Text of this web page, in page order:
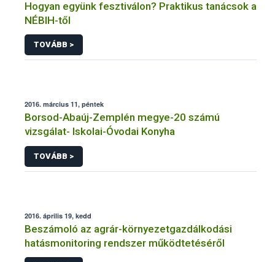
Hogyan együnk fesztiválon? Praktikus tanácsok a
NÉBIH-től
TOVÁBB >
2016. március 11, péntek
Borsod-Abaúj-Zemplén megye-20 számú
vizsgálat- Iskolai-Óvodai Konyha
TOVÁBB >
2016. április 19, kedd
Beszámoló az agrár-környezetgazdálkodási
hatásmonitoring rendszer működtetéséről